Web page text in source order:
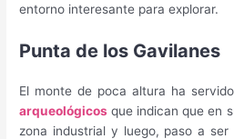
entorno interesante para explorar.
Punta de los Gavilanes
El monte de poca altura ha
arqueológicos que indican que en
zona industrial y luego, paso a